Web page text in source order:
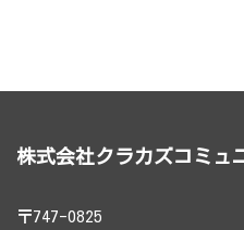
株式会社クラカズコミュ
〒747-0825